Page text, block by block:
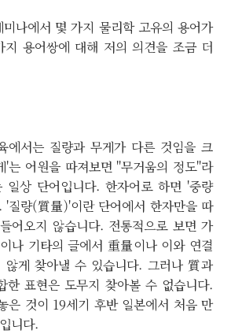
나에서 몇 가지 물리학 고유의 용어가
지 용어쌍에 대해 저의 의견을 조금 더
에서는 질량과 무게가 다른 것임을 크
'는 어원을 따져보면 "무거움의 정도"라
일상 단어입니다. 한자어로 하면 '중량
질량(質量)'이란 단어에서 한자만을 따
어오지 않습니다. 전통적으로 보면 가
나 기타의 글에서 重量이나 이와 연결
않게 찾아낼 수 있습니다. 그러나 質과
한 표현은 도무지 찾아볼 수 없습니다.
은 것이 19세기 후반 일본에서 처음 만
니다.